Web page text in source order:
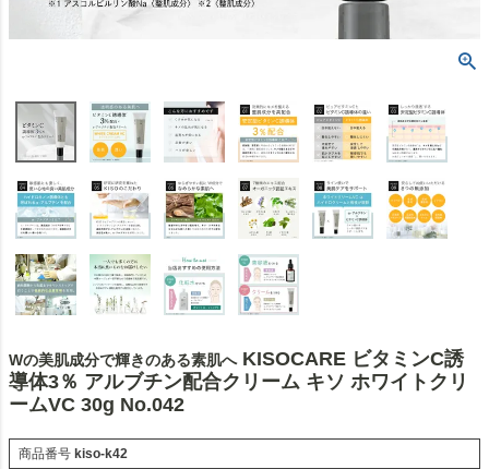
Wの美肌成分で輝きのある素肌へ KISOCARE ビタミンC誘
導体3％ アルブチン配合クリーム キソ ホワイトクリ
ームVC 30g No.042
商品番号 kiso-k42